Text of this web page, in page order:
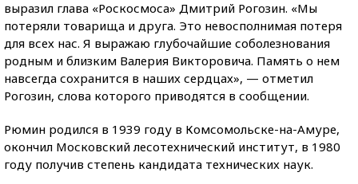
выразил глава «Роскосмоса» Дмитрий Рогозин. «Мы
потеряли товарища и друга. Это невосполнимая потеря
для всех нас. Я выражаю глубочайшие соболезнования
родным и близким Валерия Викторовича. Память о нем
навсегда сохранится в наших сердцах», — отметил
Рогозин, слова которого приводятся в сообщении.
Рюмин родился в 1939 году в Комсомольске-на-Амуре,
окончил Московский лесотехнический институт, в 1980
году получив степень кандидата технических наук.